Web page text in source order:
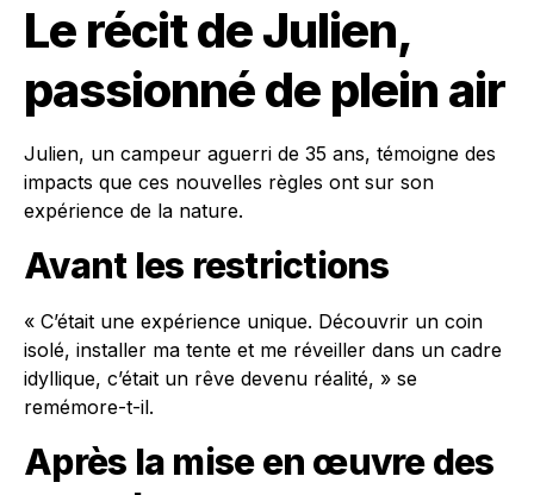
Le récit de Julien,
passionné de plein air
Julien, un campeur aguerri de 35 ans, témoigne des
impacts que ces nouvelles règles ont sur son
expérience de la nature.
Avant les restrictions
« C’était une expérience unique. Découvrir un coin
isolé, installer ma tente et me réveiller dans un cadre
idyllique, c’était un rêve devenu réalité, » se
remémore-t-il.
Après la mise en œuvre des